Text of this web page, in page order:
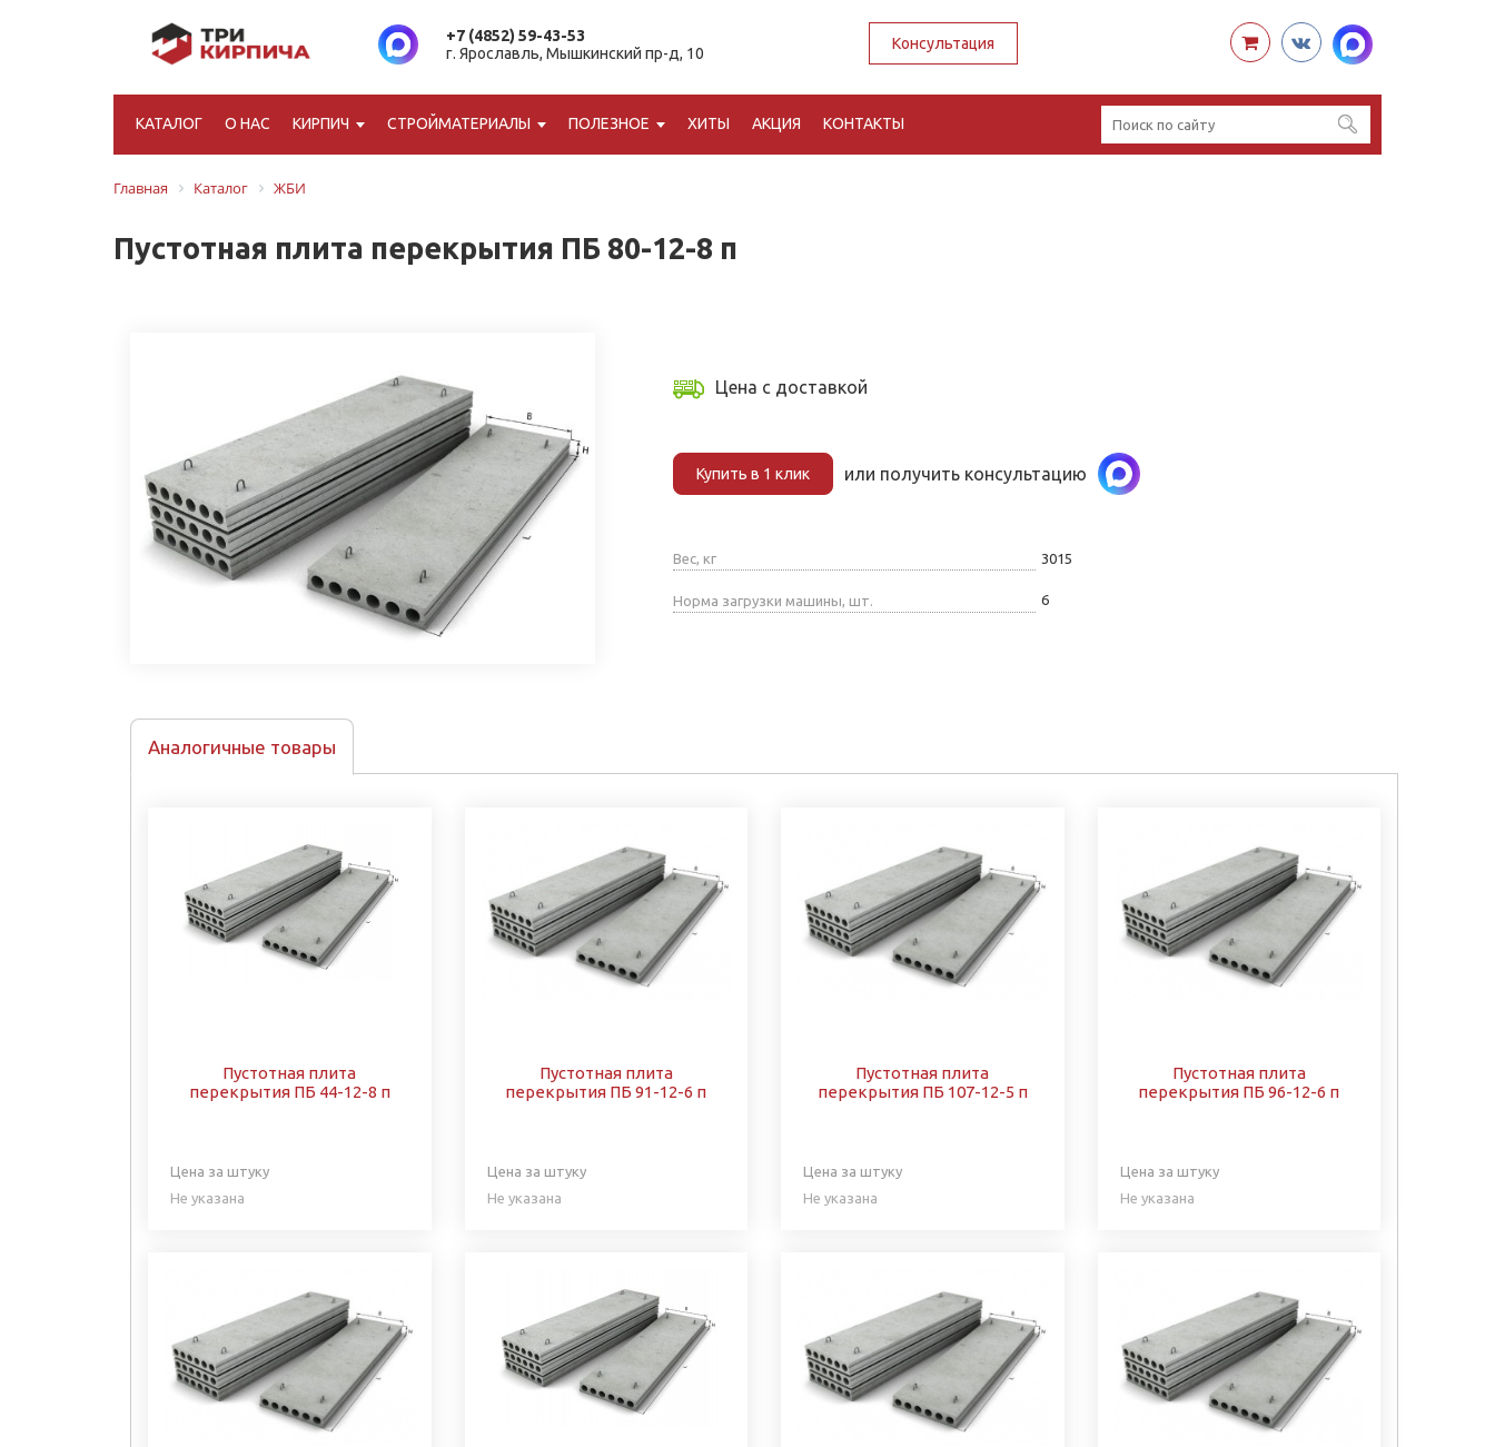
+7 (4852) 59-43-53
г. Ярославль, Мышкинский пр-д, 10
Консультация
КАТАЛОГ О НАС КИРПИЧ СТРОЙМАТЕРИАЛЫ ПОЛЕЗНОЕ ХИТЫ АКЦИЯ КОНТАКТЫ
Главная Каталог ЖБИ
Пустотная плита перекрытия ПБ 80-12-8 п
Цена с доставкой
Купить в 1 клик или получить консультацию
Вес, кг 3015
Норма загрузки машины, шт. 6
Аналогичные товары
Пустотная плита
перекрытия ПБ 44-12-8 п
Цена за штуку
Не указана
Пустотная плита
перекрытия ПБ 91-12-6 п
Цена за штуку
Не указана
Пустотная плита
перекрытия ПБ 107-12-5 п
Цена за штуку
Не указана
Пустотная плита
перекрытия ПБ 96-12-6 п
Цена за штуку
Не указана